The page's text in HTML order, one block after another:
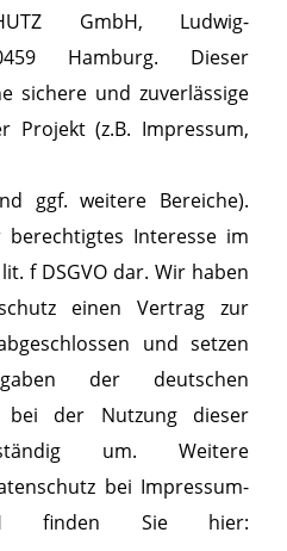
GmbH, Ludwig-
Hamburg. Dieser
sichere und zuverlässige
Projekt (z.B. Impressum,
ggf. weitere Bereiche).
Interesse im
f DSGVO dar. Wir haben
einen Vertrag zur
und setzen
der deutschen
bei der Nutzung dieser
um. Weitere
bei Impressum-
finden Sie hier: